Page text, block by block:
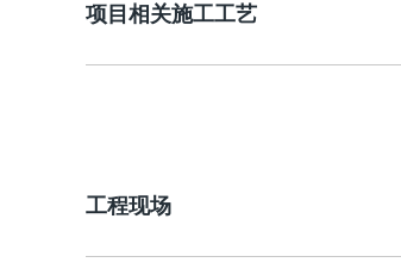
项目相关施工工艺
工程现场